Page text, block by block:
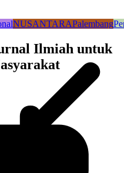
NUSANTARAPalembang
Ilmiah untuk